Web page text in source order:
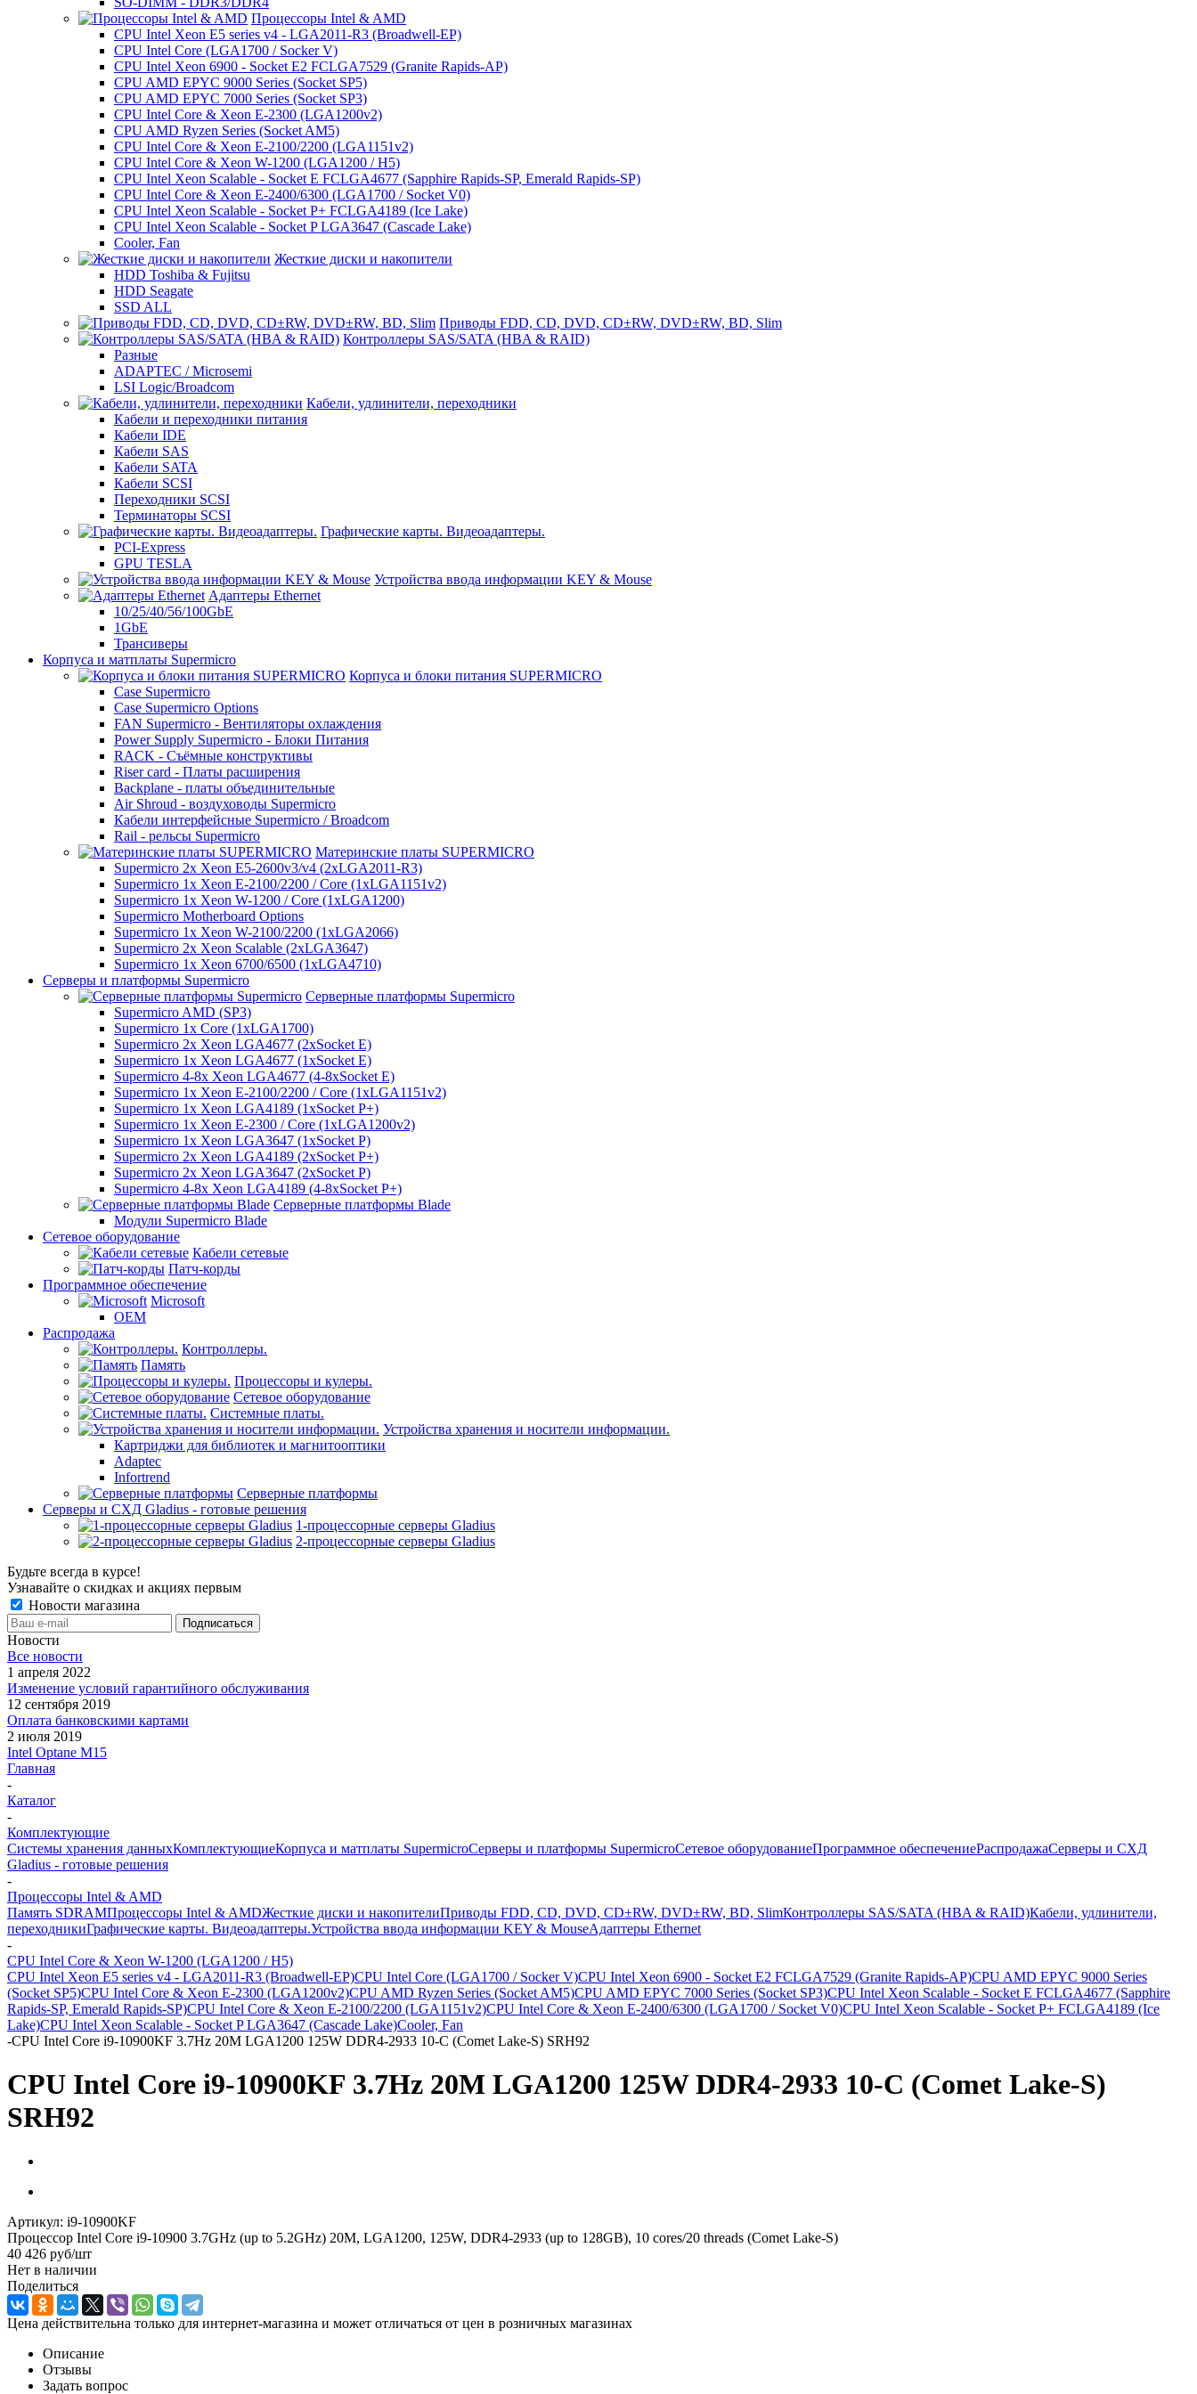
Процессоры Intel & AMD
CPU Intel Xeon E5 series v4 - LGA2011-R3 (Broadwell-EP)
CPU Intel Core (LGA1700 / Socker V)
CPU Intel Xeon 6900 - Socket E2 FCLGA7529 (Granite Rapids-AP)
CPU AMD EPYC 9000 Series (Socket SP5)
CPU AMD EPYC 7000 Series (Socket SP3)
CPU Intel Core & Xeon E-2300 (LGA1200v2)
CPU AMD Ryzen Series (Socket AM5)
CPU Intel Core & Xeon E-2100/2200 (LGA1151v2)
CPU Intel Core & Xeon W-1200 (LGA1200 / H5)
CPU Intel Xeon Scalable - Socket E FCLGA4677 (Sapphire Rapids-SP, Emerald Rapids-SP)
CPU Intel Core & Xeon E-2400/6300 (LGA1700 / Socket V0)
CPU Intel Xeon Scalable - Socket P+ FCLGA4189 (Ice Lake)
CPU Intel Xeon Scalable - Socket P LGA3647 (Cascade Lake)
Cooler, Fan
Жесткие диски и накопители
HDD Toshiba & Fujitsu
HDD Seagate
SSD ALL
Приводы FDD, CD, DVD, CD±RW, DVD±RW, BD, Slim
Контроллеры SAS/SATA (HBA & RAID)
Разные
ADAPTEC / Microsemi
LSI Logic/Broadcom
Кабели, удлинители, переходники
Кабели и переходники питания
Кабели IDE
Кабели SAS
Кабели SATA
Кабели SCSI
Переходники SCSI
Терминаторы SCSI
Графические карты. Видеоадаптеры.
PCI-Express
GPU TESLA
Устройства ввода информации KEY & Mouse
Адаптеры Ethernet
10/25/40/56/100GbE
1GbE
Трансиверы
Корпуса и матплаты Supermicro
Корпуса и блоки питания SUPERMICRO
Case Supermicro
Case Supermicro Options
FAN Supermicro - Вентиляторы охлаждения
Power Supply Supermicro - Блоки Питания
RACK - Съёмные конструктивы
Riser card - Платы расширения
Backplane - платы объединительные
Air Shroud - воздуховоды Supermicro
Кабели интерфейсные Supermicro / Broadcom
Rail - рельсы Supermicro
Материнские платы SUPERMICRO
Supermicro 2x Xeon E5-2600v3/v4 (2xLGA2011-R3)
Supermicro 1x Xeon E-2100/2200 / Core (1xLGA1151v2)
Supermicro 1x Xeon W-1200 / Core (1xLGA1200)
Supermicro Motherboard Options
Supermicro 1x Xeon W-2100/2200 (1xLGA2066)
Supermicro 2x Xeon Scalable (2xLGA3647)
Supermicro 1x Xeon 6700/6500 (1xLGA4710)
Серверы и платформы Supermicro
Серверные платформы Supermicro
Supermicro AMD (SP3)
Supermicro 1x Core (1xLGA1700)
Supermicro 2x Xeon LGA4677 (2xSocket E)
Supermicro 1x Xeon LGA4677 (1xSocket E)
Supermicro 4-8x Xeon LGA4677 (4-8xSocket E)
Supermicro 1x Xeon E-2100/2200 / Core (1xLGA1151v2)
Supermicro 1x Xeon LGA4189 (1xSocket P+)
Supermicro 1x Xeon E-2300 / Core (1xLGA1200v2)
Supermicro 1x Xeon LGA3647 (1xSocket P)
Supermicro 2x Xeon LGA4189 (2xSocket P+)
Supermicro 2x Xeon LGA3647 (2xSocket P)
Supermicro 4-8x Xeon LGA4189 (4-8xSocket P+)
Серверные платформы Blade
Модули Supermicro Blade
Сетевое оборудование
Кабели сетевые
Патч-корды
Программное обеспечение
Microsoft
OEM
Распродажа
Контроллеры.
Память
Процессоры и кулеры.
Сетевое оборудование
Системные платы.
Устройства хранения и носители информации.
Картриджи для библиотек и магнитооптики
Adaptec
Infortrend
Серверные платформы
Серверы и СХД Gladius - готовые решения
1-процессорные серверы Gladius
2-процессорные серверы Gladius
Будьте всегда в курсе!
Узнавайте о скидках и акциях первым
Новости магазина
Новости
Все новости
1 апреля 2022
Изменение условий гарантийного обслуживания
12 сентября 2019
Оплата банковскими картами
2 июля 2019
Intel Optane M15
Главная
-
Каталог
-
Комплектующие
Системы хранения данныхКомплектующиеКорпуса и матплаты SupermicroСерверы и платформы SupermicroСетевое оборудованиеПрограммное обеспечениеРаспродажаСерверы и СХД
Gladius - готовые решения
-
Процессоры Intel & AMD
Память SDRAMПроцессоры Intel & AMDЖесткие диски и накопителиПриводы FDD, CD, DVD, CD±RW, DVD±RW, BD, SlimКонтроллеры SAS/SATA (HBA & RAID)Кабели, удлинители,
переходникиГрафические карты. Видеоадаптеры.Устройства ввода информации KEY & MouseАдаптеры Ethernet
-
CPU Intel Core & Xeon W-1200 (LGA1200 / H5)
CPU Intel Xeon E5 series v4 - LGA2011-R3 (Broadwell-EP)CPU Intel Core (LGA1700 / Socker V)CPU Intel Xeon 6900 - Socket E2 FCLGA7529 (Granite Rapids-AP)CPU AMD EPYC 9000 Series
(Socket SP5)CPU Intel Core & Xeon E-2300 (LGA1200v2)CPU AMD Ryzen Series (Socket AM5)CPU AMD EPYC 7000 Series (Socket SP3)CPU Intel Xeon Scalable - Socket E FCLGA4677 (Sapphire
Rapids-SP, Emerald Rapids-SP)CPU Intel Core & Xeon E-2100/2200 (LGA1151v2)CPU Intel Core & Xeon E-2400/6300 (LGA1700 / Socket V0)CPU Intel Xeon Scalable - Socket P+ FCLGA4189 (Ice
Lake)CPU Intel Xeon Scalable - Socket P LGA3647 (Cascade Lake)Cooler, Fan
-CPU Intel Core i9-10900KF 3.7Hz 20M LGA1200 125W DDR4-2933 10-C (Comet Lake-S) SRH92
CPU Intel Core i9-10900KF 3.7Hz 20M LGA1200 125W DDR4-2933 10-C (Comet Lake-S)
SRH92
Артикул: i9-10900KF
Процессор Intel Core i9-10900 3.7GHz (up to 5.2GHz) 20M, LGA1200, 125W, DDR4-2933 (up to 128GB), 10 cores/20 threads (Comet Lake-S)
40 426 руб/шт
Нет в наличии
Поделиться
Цена действительна только для интернет-магазина и может отличаться от цен в розничных магазинах
Описание
Отзывы
Задать вопрос